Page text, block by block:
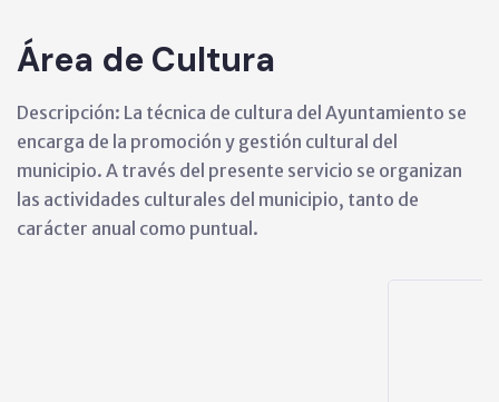
Área de Cultura
Descripción: La técnica de cultura del Ayuntamiento se
encarga de la promoción y gestión cultural del
municipio. A través del presente servicio se organizan
las actividades culturales del municipio, tanto de
carácter anual como puntual.